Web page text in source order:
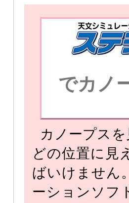
でカノ
カノープス
どの位置に見
ばいけません
ーションソフ